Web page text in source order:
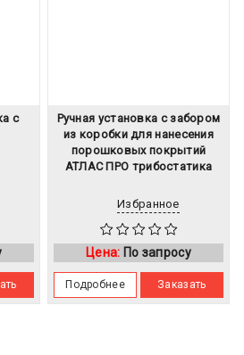
с
Ручная установка с забором
из коробки для нанесения
порошковых покрытий
АТЛАС ПРО трибостатика
Избранное
Цена: По запросу
Подробнее Заказать